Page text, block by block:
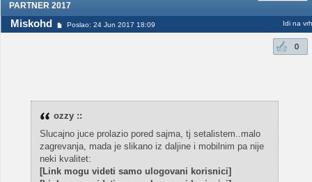
PARTNER 2017
Miskohd Poslao: 24 Jun 2017 18:09 Idi na vrh
0
ozzy ::
Slucajno juce prolazio pored sajma, tj setalistem..malo
zagrevanja, mada je slikano iz daljine i mobilnim pa nije
neki kvalitet:
[Link mogu videti samo ulogovani korisnici]